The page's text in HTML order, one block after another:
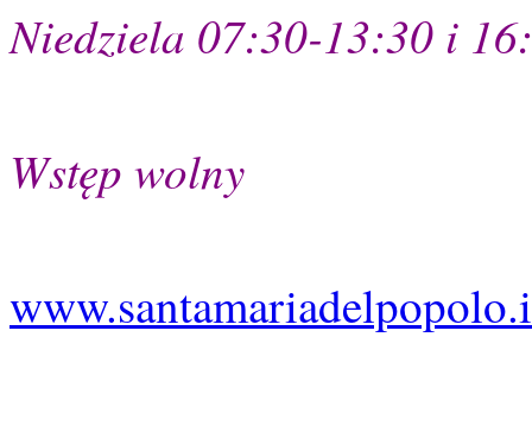
Niedziela 07:30-13:30 i
Wstęp wolny